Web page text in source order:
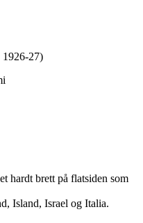
1926-27)
hardt brett på flatsiden som
Island, Israel og Italia.